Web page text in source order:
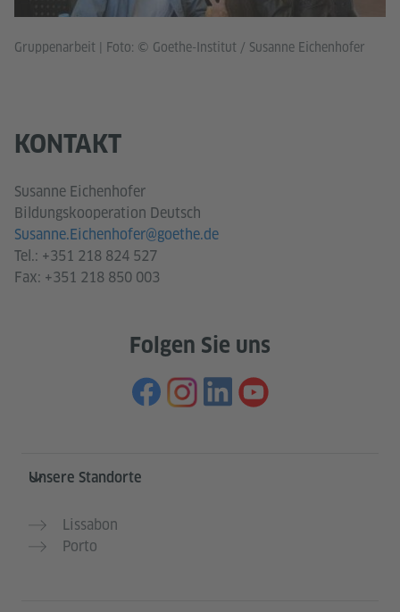
Gruppenarbeit Foto: © Goethe-Institut / Susanne Eichenhofer
KONTAKT
Susanne Eichenhofer
Bildungskooperation Deutsch
Susanne.Eichenhofer@goethe.de
Tel.: +351 218 824 527
Fax: +351 218 850 003
Folgen Sie uns
Service- und Informationsbereich
Unsere Standorte
Lissabon
Porto